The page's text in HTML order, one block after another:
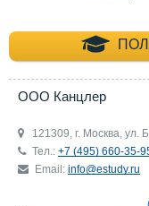
ООО Канцлер
121309, г. Москва, ул.
Тел.: +7 (495) 660-35-
Email: info@estudy.ru